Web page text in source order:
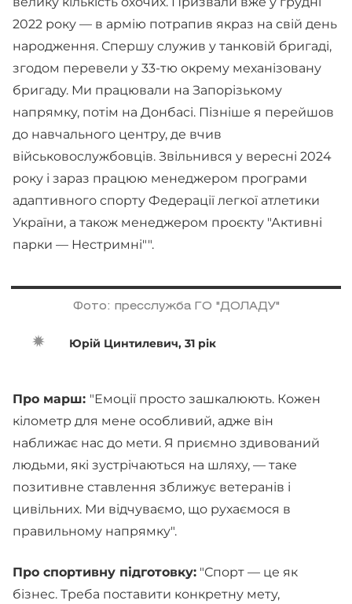
2022 року — в армію потрапив якраз на свій день
народження. Спершу служив у танковій бригаді,
згодом перевели у 33-тю окрему механізовану
бригаду. Ми працювали на Запорізькому
напрямку, потім на Донбасі. Пізніше я перейшов
до навчального центру, де вчив
військовослужбовців. Звільнився у вересні 2024
року і зараз працюю менеджером програми
адаптивного спорту Федерації легкої атлетики
України, а також менеджером проєкту "Активні
парки — Нестримні"".
Фото: пресслужба ГО "ДОЛАДУ"
Юрій Цинтилевич, 31 рік
Про марш: "Емоції просто зашкалюють. Кожен
кілометр для мене особливий, адже він
наближає нас до мети. Я приємно здивований
людьми, які зустрічаються на шляху, — таке
позитивне ставлення зближує ветеранів і
цивільних. Ми відчуваємо, що рухаємося в
правильному напрямку".
Про спортивну підготовку: "Спорт — це як
бізнес. Треба поставити конкретну мету,